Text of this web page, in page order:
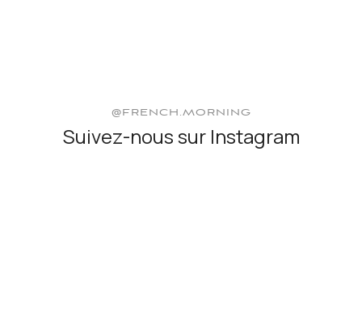
@FRENCH.MORNING
Suivez-nous sur Instagram